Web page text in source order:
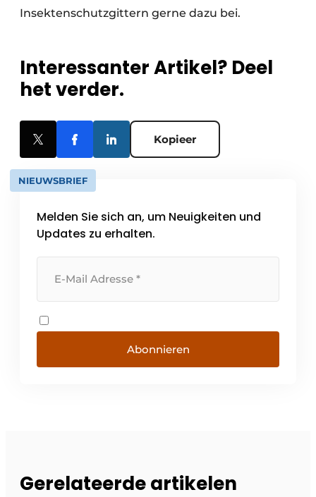
Insektenschutzgittern gerne dazu bei.
Interessanter Artikel? Deel
het verder.
Kopieer
NIEUWSBRIEF
Melden Sie sich an, um Neuigkeiten und
Updates zu erhalten.
Abonnieren
Gerelateerde artikelen